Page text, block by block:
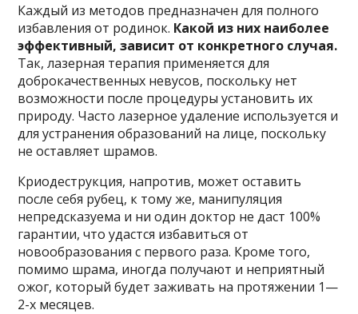
Каждый из методов предназначен для полного
избавления от родинок. Какой из них наиболее
эффективный, зависит от конкретного случая.
Так, лазерная терапия применяется для
доброкачественных невусов, поскольку нет
возможности после процедуры установить их
природу. Часто лазерное удаление используется и
для устранения образований на лице, поскольку
не оставляет шрамов.
Криодеструкция, напротив, может оставить
после себя рубец, к тому же, манипуляция
непредсказуема и ни один доктор не даст 100%
гарантии, что удастся избавиться от
новообразования с первого раза. Кроме того,
помимо шрама, иногда получают и неприятный
ожог, который будет заживать на протяжении 1—
2-х месяцев.